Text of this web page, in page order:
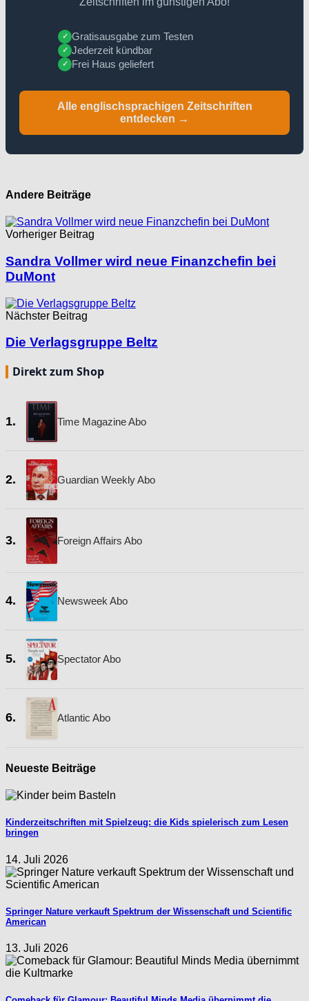
✓ Gratisausgabe zum Testen
✓ Jederzeit kündbar
✓ Frei Haus geliefert
Alle englischsprachigen Zeitschriften
entdecken →
Andere Beiträge
Vorheriger Beitrag
Sandra Vollmer wird neue Finanzchefin bei
DuMont
Nächster Beitrag
Die Verlagsgruppe Beltz
Direkt zum Shop
1. Time Magazine Abo
2. Guardian Weekly Abo
3. Foreign Affairs Abo
4. Newsweek Abo
5. Spectator Abo
6. Atlantic Abo
Neueste Beiträge
Kinderzeitschriften mit Spielzeug: die Kids spielerisch zum Lesen
bringen
14. Juli 2026
Springer Nature verkauft Spektrum der Wissenschaft und Scientific
American
13. Juli 2026